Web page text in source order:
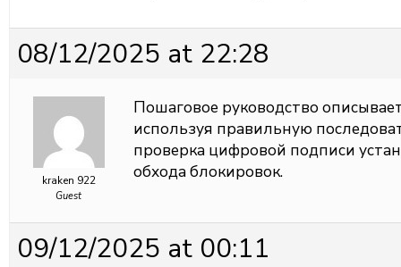
08/12/2025 at 22:28
kraken 922
Guest
Пошаговое руководство
используя правильную
проверка цифровой подписи
обхода блокировок.
09/12/2025 at 00:11